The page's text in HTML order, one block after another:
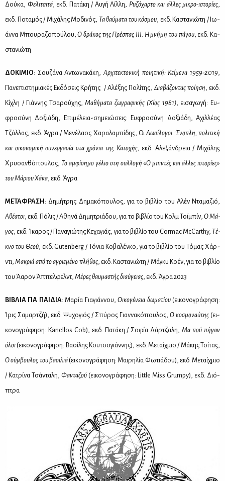
Δού­κα, Φε­λι­τσι­τά, εκδ. Πα­τά­κη / Αυ­γή Λίλ­λη, Ρυ­ζό­χαρ­το και άλ­λες μι­κρο-ιστο­ρί­ες,
εκδ. Πο­τα­μός / Μι­χά­λης Μο­δι­νός, Τα θαύ­μα­τα του κό­σμου, εκδ. Κα­στα­νιώ­τη / Ιω­
άν­να Μπου­ρα­ζο­πού­λου,Ο δρά­κος της Πρέ­σπας ΙΙΙ. Η μνή­μη του πά­γου, εκδ. Κα­
στα­νιώ­τη
ΔΟ­ΚΙ­ΜΙΟ: Σου­ζά­να Αντω­να­κά­κη, Αρ­χι­τε­κτο­νι­κή ποι­η­τι­κή: Κεί­με­να 1959-2019,
Πα­νε­πι­στη­μια­κές Εκ­δό­σεις Κρή­της / Αλέ­ξης Πο­λί­της, Δια­βά­ζο­ντας ποί­η­ση, εκδ.
Κί­χλη / Γιάν­νης Τσα­ρού­χης,Μα­θή­μα­τα ζω­γρα­φι­κής (Χί­ος 1981), ει­σα­γω­γή: Ευ­
φρο­σύ­νη Δο­ξιά­δη, Επι­μέ­λεια-ση­μειώ­σεις: Ευ­φρο­σύ­νη Δο­ξιά­δη, Αχιλ­λέ­ας
Τζάλ­λας, εκδ. Άγρα / Με­νέ­λα­ος Χα­ρα­λα­μπί­δης, Οι Δω­σί­λο­γοι. Ένο­πλη, πο­λι­τι­κή
και οι­κο­νο­μι­κή συ­νερ­γα­σία στα χρό­νια της Κα­το­χής, εκδ. Αλε­ξάν­δρεια / Μι­χά­λης
Χρυ­σαν­θό­που­λος, Το αμ­φί­ση­μο γέ­λιο στη συλ­λο­γή «Ο μπι­ντές και άλ­λες ιστο­ρί­ες»
του Μά­ριου Χά­κα, εκδ. Άγρα
ΜΕ­ΤΑ­ΦΡΑ­ΣΗ : Δη­μή­τρης Δη­μα­κό­που­λος, για το βι­βλίο του Αλέν Ντα­μα­ζιό,
Αθέ­α­τοι, εκδ. Πό­λις / Αθη­νά Δη­μη­τριά­δου, για το βι­βλίο του Κολμ Τοϊ­μπίν, Ο Μά­
γος, εκδ. Ίκα­ρος / Πα­να­γιώ­της Κε­χα­γιάς, για το βι­βλίο του Cormac McCarthy, Τέ­
κνο του Θε­ού, εκδ. Gutenberg / Τό­νια Κο­βα­λέν­κο, για το βι­βλίο του Τό­μας Χάρ­
ντι,Μα­κριά από το αγριε­μέ­νο πλή­θος, εκδ. Κα­στα­νιώ­τη / Μά­γκυ Κο­έν, για το βι­βλίο
του Άα­ρον Άπ­πελ­φελντ, Μέ­ρες θαυ­μα­στής διαύ­γειας, εκδ. Άγρα 2023
ΒΙ­ΒΛΙΑ ΓΙΑ ΠΑΙ­ΔΙΑ: Μα­ρία Για­γιάν­νου,Οι­κο­γέ­νεια δω­μα­τί­ου(ει­κο­νο­γρά­φη­ση:
Ίρις Σα­μαρ­τζή), εκδ. Ψυ­χο­γιός / Σπύ­ρος Γιαν­να­κό­που­λος, Ο κο­σμο­ναύ­της (ει­
κο­νο­γρά­φη­ση: Kanellos Cob), εκδ. Πα­τά­κη / Σο­φία Δάρ­τζα­λη,Μα πού πή­γαν
όλοι(ει­κο­νο­γρά­φη­ση: Βα­σί­λης Κου­τσο­γιάν­νης), εκδ. Με­ταίχ­μιο / Μά­κης Τσί­τας,
Ο σύμ­βου­λος του βα­σι­λιά(ει­κο­νο­γρά­φη­ση: Μαι­ρη­λία Φω­τιά­δου), εκδ. Με­ταίχ­μιο
/ Κα­τρί­να Τσά­ντα­λη, Φα­ντα­ζού (ει­κο­νο­γρά­φη­ση: Little Miss Grumpy), εκδ. Διό­
πτρα